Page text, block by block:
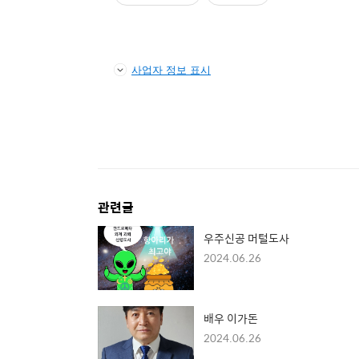
사업자 정보 표시
관련글
우주신공 머털도사
2024.06.26
배우 이가돈
2024.06.26